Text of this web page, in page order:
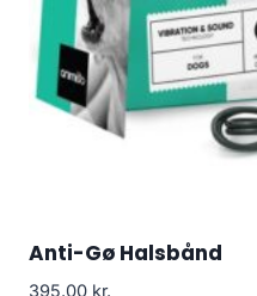
Anti-Gø Halsbånd
395.00 kr.